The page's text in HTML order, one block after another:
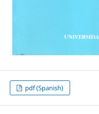
pdf (Spanish)